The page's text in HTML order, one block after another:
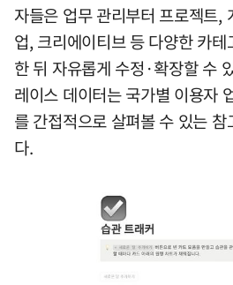
자들은 업무 관리부터 프로젝트,
업, 크리에이티브 등 다양한 카
한 뒤 자유롭게 수정·확장할 수
레이스 데이터는 국가별 이용자
를 간접적으로 살펴볼 수 있는
다.